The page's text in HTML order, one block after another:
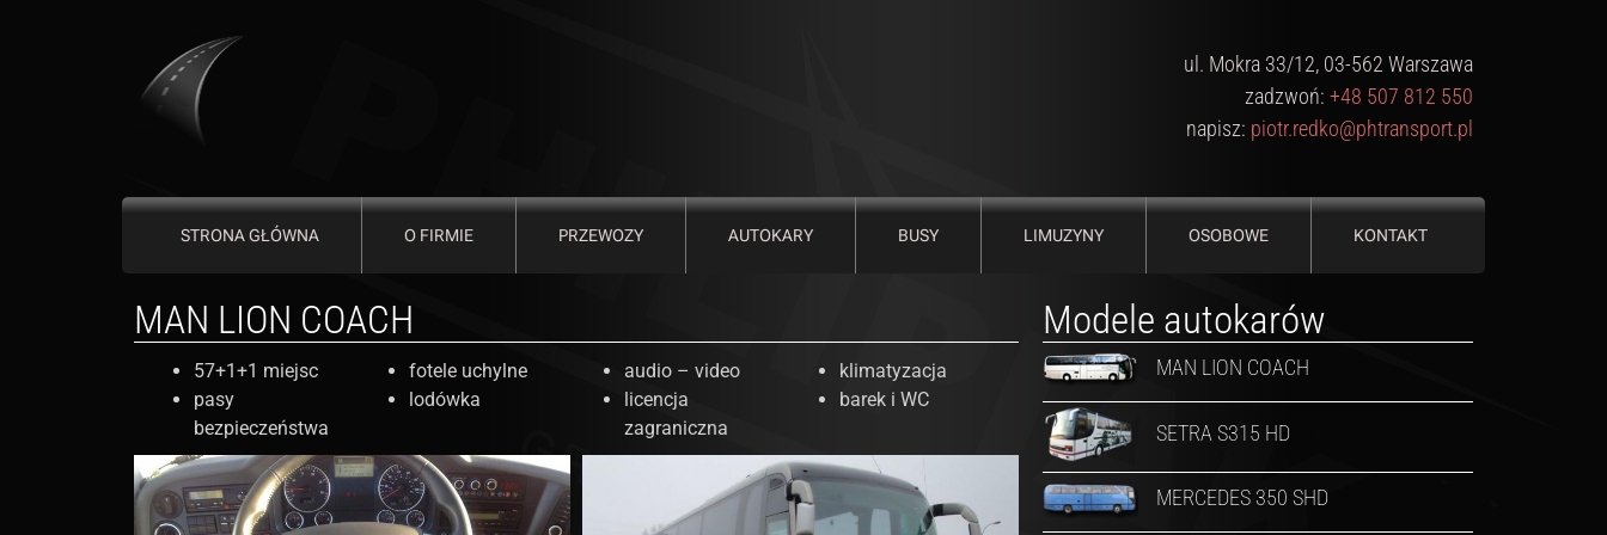
ul. Mokra 33/12, 03-562 Warszawa
zadzwoń: +48 507 812 550
napisz: piotr.redko@phtransport.pl
STRONA GŁÓWNA O FIRMIE PRZEWOZY AUTOKARY BUSY LIMUZYNY OSOBOWE KONTAKT
MAN LION COACH
57+1+1 miejsc
pasy
bezpieczeństwa
fotele uchylne
lodówka
audio – video
licencja
zagraniczna
klimatyzacja
barek i WC
Modele autokarów
MAN LION COACH
SETRA S315 HD
MERCEDES 350 SHD